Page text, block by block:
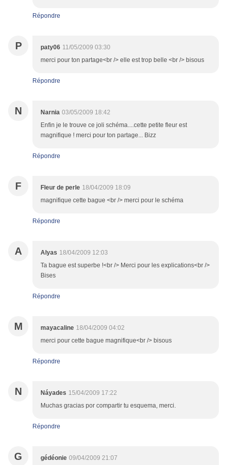
Répondre
P paty06 11/05/2009 03:30
merci pour ton partage<br /> elle est trop belle <br /> bisous
Répondre
N Narnia 03/05/2009 18:42
Enfin je le trouve ce joli schéma....cette petite fleur est
magnifique ! merci pour ton partage... Bizz
Répondre
F Fleur de perle 18/04/2009 18:09
magnifique cette bague <br /> merci pour le schéma
Répondre
A Alyas 18/04/2009 12:03
Ta bague est superbe !<br /> Merci pour les explications<br />
Bises
Répondre
M mayacaline 18/04/2009 04:02
merci pour cette bague magnifique<br /> bisous
Répondre
N Náyades 15/04/2009 17:22
Muchas gracias por compartir tu esquema, merci.
Répondre
G gédéonie 09/04/2009 21:07